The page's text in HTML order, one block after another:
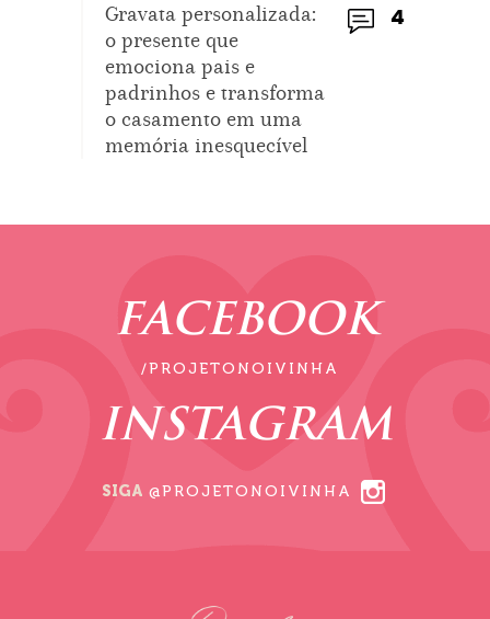
4
Gravata personalizada:
o presente que
emociona pais e
padrinhos e transforma
o casamento em uma
memória inesquecível
FACEBOOK
/PROJETONOIVINHA
INSTAGRAM
SIGA @PROJETONOIVINHA